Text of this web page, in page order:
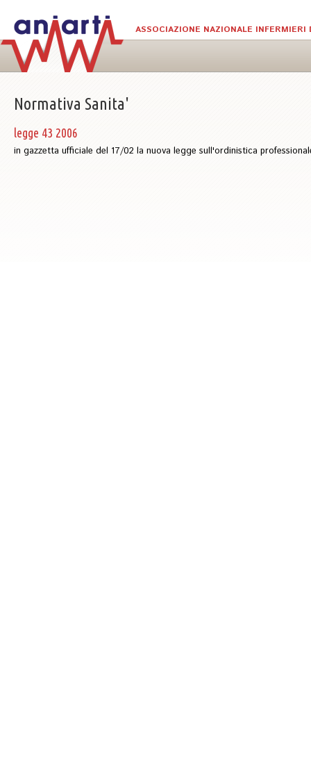
ASSOCIAZIONE NAZIONALE INFERMIERI
Normativa Sanita'
legge 43 2006
in gazzetta ufficiale del 17/02 la nuova legge sull'ordinistica